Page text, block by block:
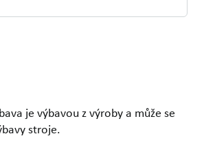
je výbavou z výroby a může se
stroje.